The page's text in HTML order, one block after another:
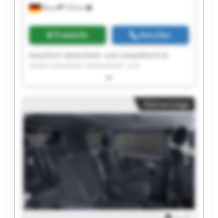
Wesel 734 km
Preisinfo Anrufen
NovaTech Gleitschleif- und Umwelttechnik
Umwelttechnik GmbH NovaTech Gleitschleif-
Gleitschleif- und Umwelttechnik GmbH
NovaTech Gleitschleif- und Umwelttechnik
GmbH NovaTech Gleitschleif- und
Umwelttechnik GmbH NovaTech Gleitschleif-
und Umwelttechnik GmbH NovaTech
Gleitschleif- und Umwelttechnik GmbH
NovaTech Gleitschleif- und Umwelttechnik
GmbH NovaTech Gleitschleif- und
und Umwelttechnik GmbH NovaTech
Gleitschleif- und Umwelttechnik GmbH
NovaTech Gleitschleif- und Umwelttechnik
Kleinanzeige